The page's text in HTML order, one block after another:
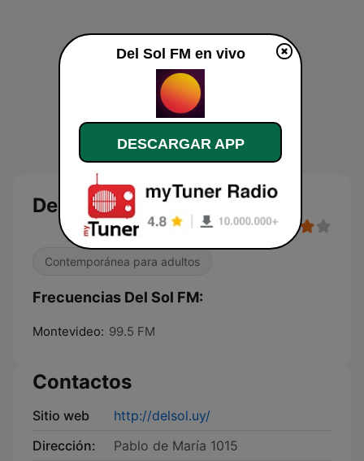
Del Sol FM
Contemporánea para adultos
Frecuencias Del Sol FM:
Montevideo: 99.5 FM
Contactos
Sitio web
http://delsol.uy/
Dirección:
Pablo de María 1015
Del Sol FM en vivo
DESCARGAR APP